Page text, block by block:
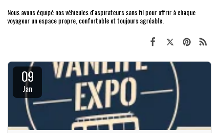
Nous avons équipé nos véhicules d'aspirateurs sans fil pour offrir à chaque
voyageur un espace propre, confortable et toujours agréable.
09
Jan